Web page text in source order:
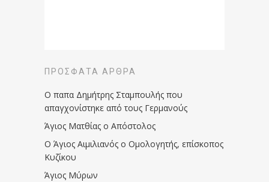
ΠΡΌΣΦΑΤΑ ΆΡΘΡΑ
Ο παπα Δημήτρης Σταμπουλής που
απαγχονίστηκε από τους Γερμανούς
Άγιος Ματθίας ο Απόστολος
Ο Άγιος Αιμιλιανός ο Ομολογητής, επίσκοπος
Κυζίκου
Άγιος Μύρων